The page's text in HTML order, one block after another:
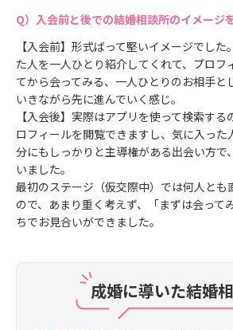
入会前と後での結婚相談所のイメージ
【入会前】形式ばって堅いイメージでし
た人を一人ひとり紹介してくれて、プロフ
てから会ってみる、一人ひとりのお相手と
いきながら先に進んでいく感じ。
【入会後】実際はアプリを使って検索す
ロフィールを閲覧できますし、気に入った
分にもしっかりと主導権がある出会い方で
いました。
最初のステージ（仮交際中）では何人とも
ので、あまり重く考えず、「まずは会って
ちでお見合いができました。
成婚に導いた結婚